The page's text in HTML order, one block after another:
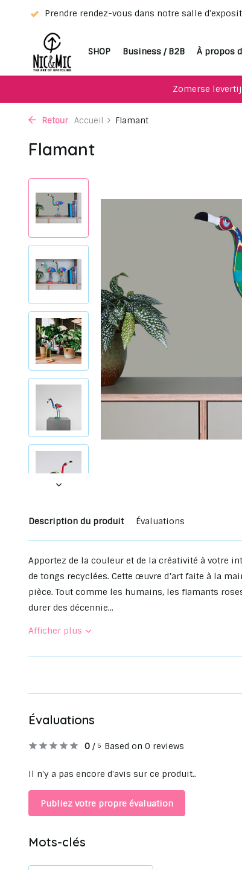
Prendre rendez-vous dans notre salle
SHOP Business / B2B À propos
Zomerse
Retour Accueil Flamant
Flamant
Description du produit Évaluations
Apportez de la couleur et de la créativité à votre
de tongs recyclées. Cette œuvre d’art faite à la
pièce. Tout comme les humains, les flamants
durer des décennie...
Afficher plus
Évaluations
0 / 5 Based on 0 reviews
Il n'y a pas encore d'avis sur ce produit..
Publiez votre propre évaluation
Mots-clés